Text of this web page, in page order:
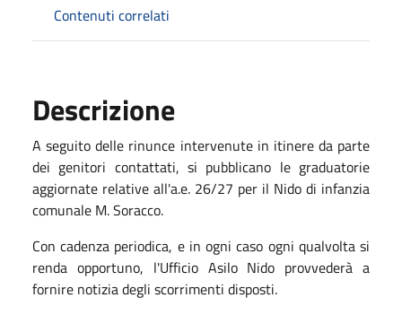
Contenuti correlati
Descrizione
A seguito delle rinunce intervenute in itinere da parte
dei genitori contattati, si pubblicano le graduatorie
aggiornate relative all'a.e. 26/27 per il Nido di infanzia
comunale M. Soracco.
Con cadenza periodica, e in ogni caso ogni qualvolta si
renda opportuno, l'Ufficio Asilo Nido provvederà a
fornire notizia degli scorrimenti disposti.